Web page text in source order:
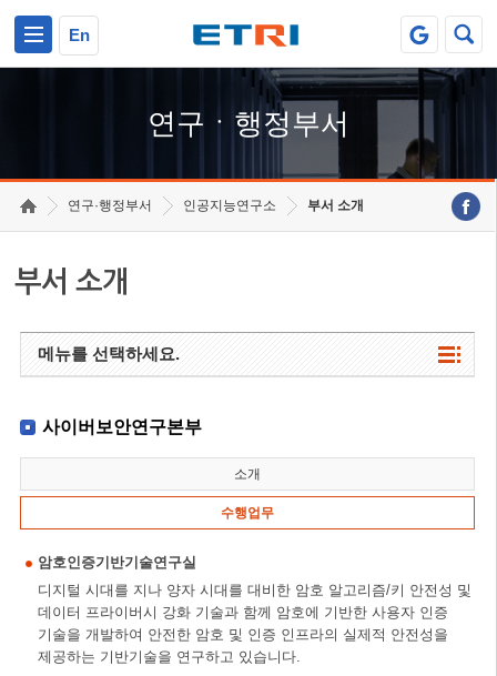
En
연구ㆍ행정부서
연구·행정부서 인공지능연구소 부서 소개
부서 소개
메뉴를 선택하세요.
사이버보안연구본부
소개
수행업무
암호인증기반기술연구실
디지털 시대를 지나 양자 시대를 대비한 암호 알고리즘/키 안전성 및
데이터 프라이버시 강화 기술과 함께 암호에 기반한 사용자 인증
기술을 개발하여 안전한 암호 및 인증 인프라의 실제적 안전성을
제공하는 기반기술을 연구하고 있습니다.